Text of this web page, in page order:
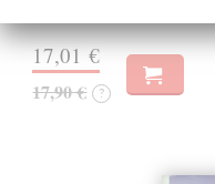
17,01 €
17,90 € ?